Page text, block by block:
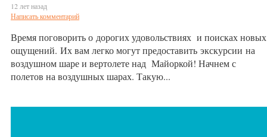
12 лет назад
Написать комментарий
Время поговорить о дорогих удовольствиях и поисках новых
ощущений. Их вам легко могут предоставить экскурсии на
воздушном шаре и вертолете над Майоркой! Начнем с
полетов на воздушных шарах. Такую...